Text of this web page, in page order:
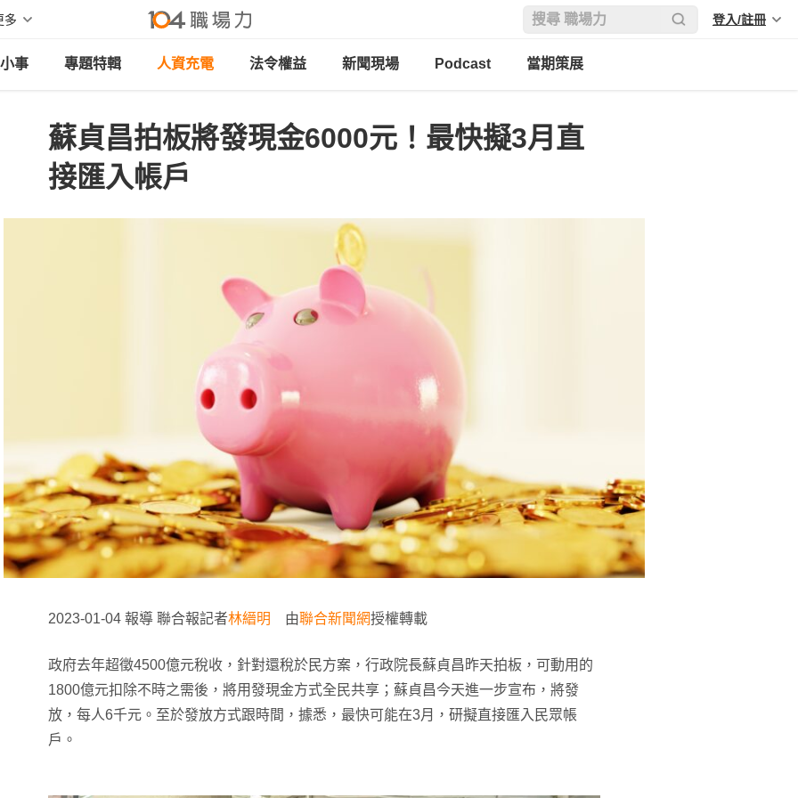
多 登入/註冊
事 專題特輯 人資充電 法令權益 新聞現場 Podcast 當期策展
蘇貞昌拍板將發現金6000元！最快擬3月直
接匯入帳戶
2023-01-04 報導 聯合報記者林縉明 由聯合新聞網授權轉載
政府去年超徵4500億元稅收，針對還稅於民方案，行政院長蘇貞昌昨天拍板，可動用的
1800億元扣除不時之需後，將用發現金方式全民共享；蘇貞昌今天進一步宣布，將發
放，每人6千元。至於發放方式跟時間，據悉，最快可能在3月，研擬直接匯入民眾帳
戶。